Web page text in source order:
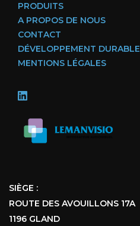
PRODUITS
A PROPOS DE NOUS
CONTACT
DÉVELOPPEMENT DURABLE
MENTIONS LÉGALES
SIÈGE :
ROUTE DES AVOUILLONS 17A
1196 GLAND